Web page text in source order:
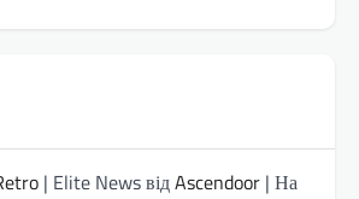
| Elite News відAscendoor | На